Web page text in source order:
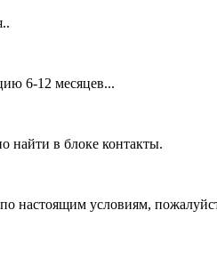
6-12 месяцев...
найти в блоке контакты.
настоящим условиям,